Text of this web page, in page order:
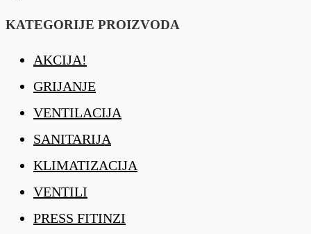
KATEGORIJE PROIZVODA
AKCIJA!
GRIJANJE
VENTILACIJA
SANITARIJA
KLIMATIZACIJA
VENTILI
PRESS FITINZI